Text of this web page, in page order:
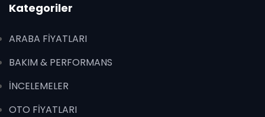
Kategoriler
ARABA FİYATLARI
BAKIM & PERFORMANS
İNCELEMELER
OTO FİYATLARI